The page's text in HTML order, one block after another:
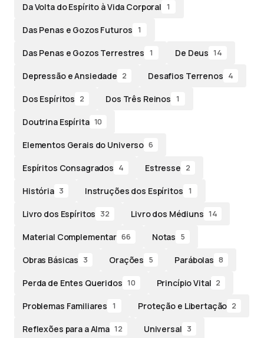
Da Volta do Espírito à Vida Corporal 1
Das Penas e Gozos Futuros 1
Das Penas e Gozos Terrestres 1 De Deus 14
Depressão e Ansiedade 2 Desafios Terrenos 4
Dos Espíritos 2 Dos Três Reinos 1
Doutrina Espírita 10
Elementos Gerais do Universo 6
Espíritos Consagrados 4 Estresse 2
História 3 Instruções dos Espíritos 1
Livro dos Espíritos 32 Livro dos Médiuns 14
Material Complementar 66 Notas 5
Obras Básicas 3 Orações 5 Parábolas 8
Perda de Entes Queridos 10 Princípio Vital 2
Problemas Familiares 1 Proteção e Libertação 2
Reflexões para a Alma 12 Universal 3